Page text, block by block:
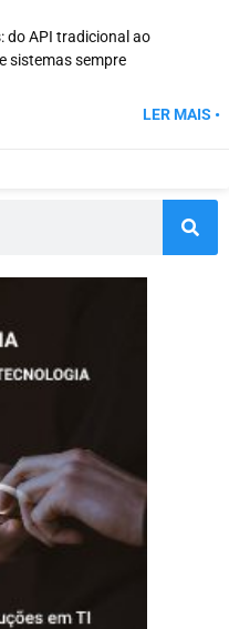
do API tradicional ao
sistemas sempre
LER MAIS •